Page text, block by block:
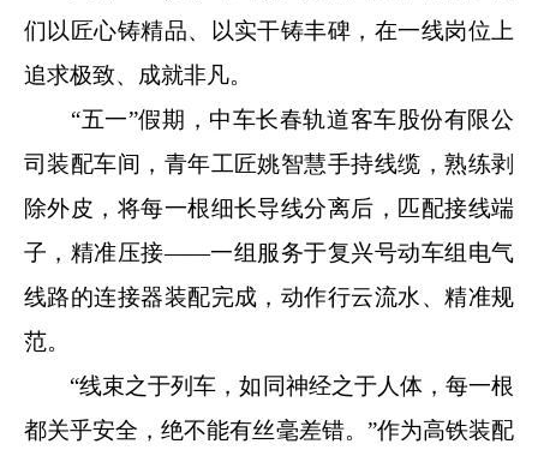
们以匠心铸精品、以实干铸丰碑，在一线岗位上
追求极致、成就非凡。
“五一”假期，中车长春轨道客车股份有限公
司装配车间，青年工匠姚智慧手持线缆，熟练剥
除外皮，将每一根细长导线分离后，匹配接线端
子，精准压接——一组服务于复兴号动车组电气
线路的连接器装配完成，动作行云流水、精准规
范。
“线束之于列车，如同神经之于人体，每一根
都关乎安全，绝不能有丝毫差错。”作为高铁装配